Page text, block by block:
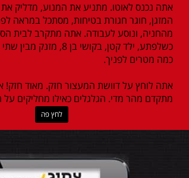
אתה נכנס לאוטו. מתניע את המנוע, מדליק
המזגן, חוגר חגורת בטיחות, מסתכל במראה
מהחניה, ונוסע לעבודה. אתה מתקרב לבית
כשלפתע, ילד קטן, בקושי בן
כמה מטרים לפניך.
אתה לוחץ על דוושת המעצור חזק. מאוד
מתקדם מהר מדי. הגלגלים כאילו מחליקים על
לחץ פה